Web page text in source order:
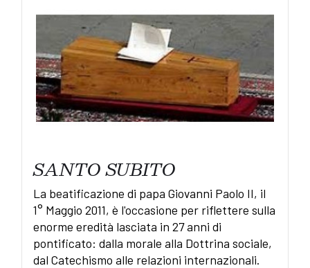
SANTO SUBITO
La beatificazione di papa Giovanni Paolo II, il
1° Maggio 2011, è l'occasione per riflettere sulla
enorme eredità lasciata in 27 anni di
pontificato: dalla morale alla Dottrina sociale,
dal Catechismo alle relazioni internazionali.